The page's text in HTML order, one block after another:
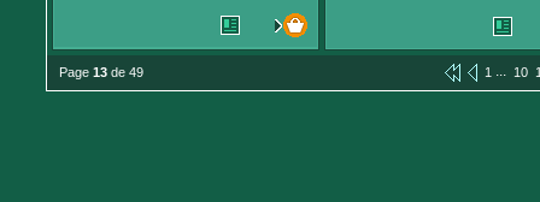
Page 13 de 49 1 ... 10